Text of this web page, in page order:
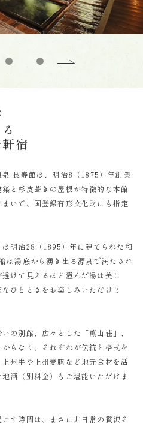
宿
長寿館は、明治8（1875）年創業
と杉皮葺きの屋根が特徴的な本館
いで、国登録有形文化財にも指定
明治28（1895）年に建てられた和
は湯底から湧き出る源泉で満たされ
けて見えるほど澄んだ湯は美し
ひとときをお楽しみいただけま
の別館、広々とした「薫山荘」、
らなり、それぞれが伝統と格式を
州牛や上州麦豚など地元食材を活
酒（別料金）もご堪能いただけま
す時間は、まさに非日常の贅沢そ